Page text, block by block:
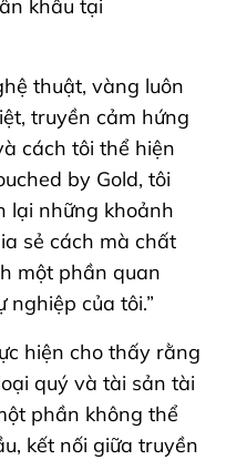
khấu tại
thuật, vàng luôn
truyền cảm hứng
cách tôi thể hiện
by Gold, tôi
lại những khoảnh
sẻ cách mà chất
một phần quan
của tôi.”
hiện cho thấy rằng
quý và tài sản tài
phần không thể
kết nối giữa truyền